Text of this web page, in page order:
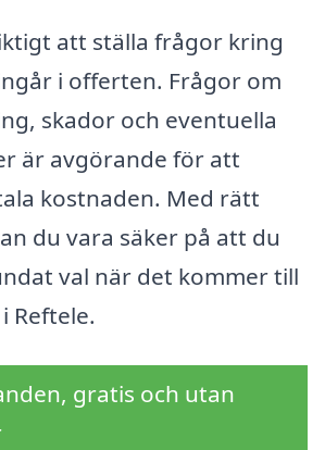
att ställa frågor kring
i offerten. Frågor om
skador och eventuella
är avgörande för att
kostnaden. Med rätt
du vara säker på att du
val när det kommer till
Reftele.
gratis och utan